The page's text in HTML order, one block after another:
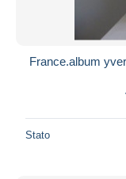
France.album
Stato